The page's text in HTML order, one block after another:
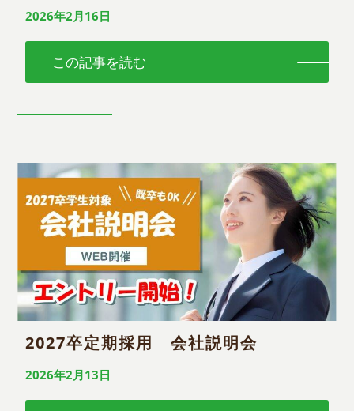
2026年2月16日
この記事を読む
2027卒定期採用 会社説明会
2026年2月13日